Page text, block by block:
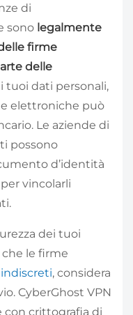
di
sono legalmente
firme
delle
tuoi dati personali,
elettroniche può
Le aziende di
possono
d’identità
vincolarli
dei tuoi
le firme
, considera
CyberGhost VPN
con crittografia di